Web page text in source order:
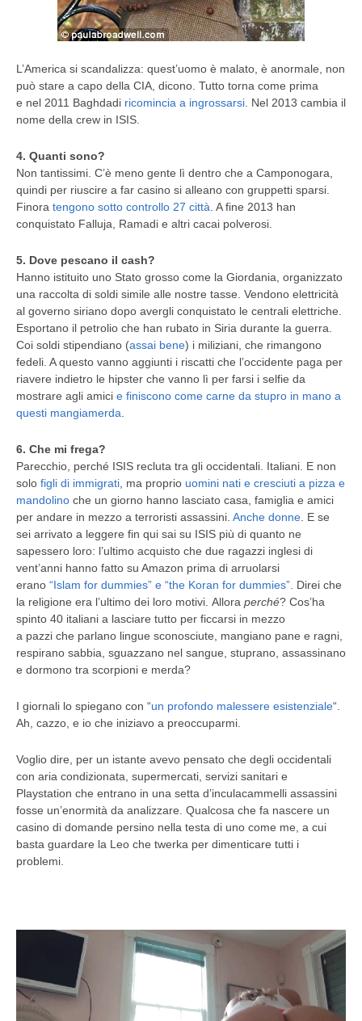
L’America si scandalizza: quest’uomo è malato, è anormale, non
può stare a capo della CIA, dicono. Tutto torna come prima
e nel 2011 Baghdadi ricomincia a ingrossarsi . Nel 2013 cambia il
nome della crew in ISIS.
4. Quanti sono?
Non tantissimi. C’è meno gente lì dentro che a Camponogara,
quindi per riuscire a far casino si alleano con gruppetti sparsi.
Finora tengono sotto controllo 27 città . A fine 2013 han
conquistato Falluja, Ramadi e altri cacai polverosi.
5. Dove pescano il cash?
Hanno istituito uno Stato grosso come la Giordania, organizzato
una raccolta di soldi simile alle nostre tasse. Vendono elettricità
al governo siriano dopo avergli conquistato le centrali elettriche.
Esportano il petrolio che han rubato in Siria durante la guerra.
Coi soldi stipendiano (assai bene) i miliziani, che rimangono
fedeli. A questo vanno aggiunti i riscatti che l’occidente paga per
riavere indietro le hipster che vanno lì per farsi i selfie da
mostrare agli amici e finiscono come carne da stupro in mano a
questi mangiamerda
6. Che mi frega?
Parecchio, perché ISIS recluta tra gli occidentali. Italiani. E non
solo figli di immigrati , ma proprio uomini nati e cresciuti a pizza e
mandolino che un giorno hanno lasciato casa, famiglia e amici
per andare in mezzo a terroristi assassini. Anche donne . E se
sei arrivato a leggere fin qui sai su ISIS più di quanto ne
sapessero loro: l’ultimo acquisto che due ragazzi inglesi di
vent’anni hanno fatto su Amazon prima di arruolarsi
erano “Islam for dummies” e “the Koran for dummies” . Direi che
la religione era l’ultimo dei loro motivi. Allora perché? Cos’ha
spinto 40 italiani a lasciare tutto per ficcarsi in mezzo
a pazzi che parlano lingue sconosciute, mangiano pane e ragni,
respirano sabbia, sguazzano nel sangue, stuprano, assassinano
e dormono tra scorpioni e merda?
I giornali lo spiegano con “un profondo malessere esistenziale“.
Ah, cazzo, e io che iniziavo a preoccuparmi.
Voglio dire, per un istante avevo pensato che degli occidentali
con aria condizionata, supermercati, servizi sanitari e
Playstation che entrano in una setta d’inculacammelli assassini
fosse un’enormità da analizzare. Qualcosa che fa nascere un
casino di domande persino nella testa di uno come me, a cui
basta guardare la Leo che twerka per dimenticare tutti i
problemi.